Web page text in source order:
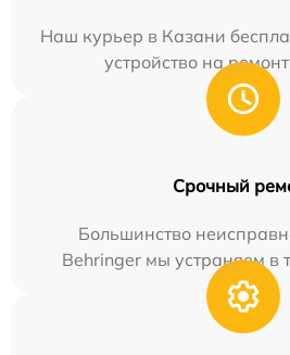
Наш курьер в Казани
устройство на
Срочный
Большинство
Behringer мы устраняем в